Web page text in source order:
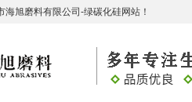
海旭磨料有限公司-绿碳化硅网站！